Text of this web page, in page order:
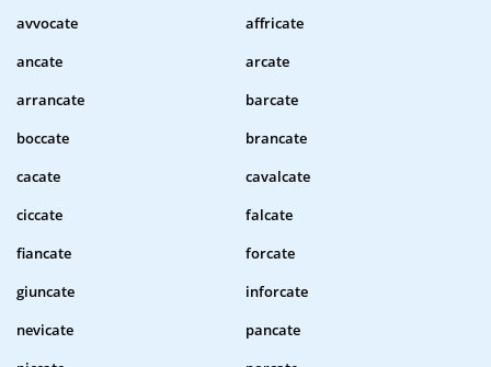
avvocate
affricate
ancate
arcate
arrancate
barcate
boccate
brancate
cacate
cavalcate
ciccate
falcate
fiancate
forcate
giuncate
inforcate
nevicate
pancate